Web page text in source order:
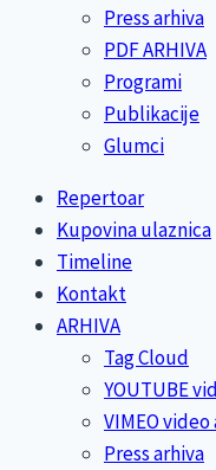
Press arhiva
PDF ARHIVA
Programi
Publikacije
Glumci
Repertoar
Kupovina ulaznica
Timeline
Kontakt
ARHIVA
Tag Cloud
YOUTUBE
VIMEO video
Press arhiva